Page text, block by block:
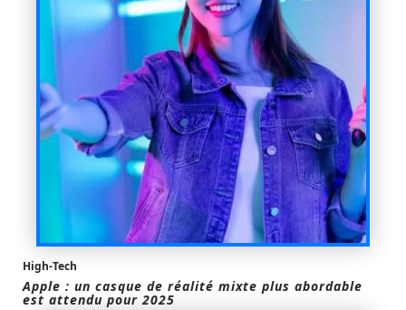
High-Tech
Apple : un casque de réalité mixte plus abordable
est attendu pour 2025